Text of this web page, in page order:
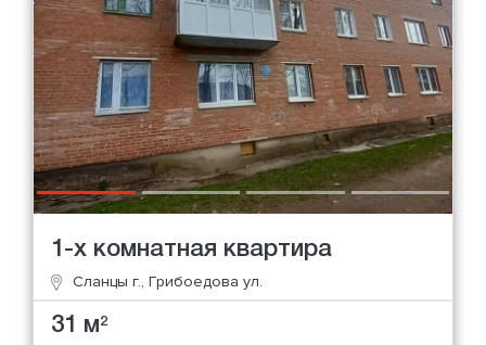
1-х комнатная квартира
Сланцы г., Грибоедова ул.
31 м2